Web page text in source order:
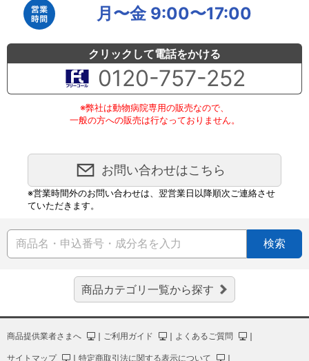
月〜金 9:00〜17:00
クリックして電話をかける
0120-757-252
※弊社は動物病院専用の販売なので、
一般の方への販売は行なっておりません。
お問い合わせはこちら
※営業時間外のお問い合わせは、翌営業日以降順次ご連絡させ
ていただきます。
検索
商品カテゴリ一覧から探す
商品提供業者さまへ ｜ ご利用ガイド ｜ よくあるご質問 ｜
サイトマップ ｜ 特定商取引法に関する表示について ｜